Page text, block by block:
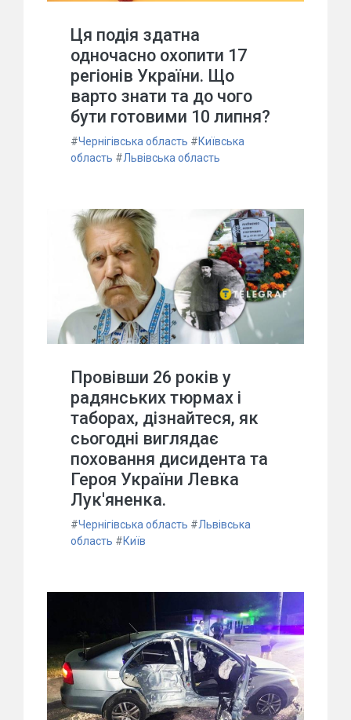
Ця подія здатна
одночасно охопити 17
регіонів України. Що
варто знати та до чого
бути готовими 10 липня?
#Чернігівська область #Київська
область #Львівська область
Провівши 26 років у
радянських тюрмах і
таборах, дізнайтеся, як
сьогодні виглядає
поховання дисидента та
Героя України Левка
Лук'яненка.
#Чернігівська область #Львівська
область #Київ